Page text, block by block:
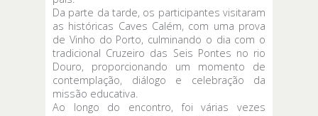
Da parte da tarde, os participantes visitaram
as históricas Caves Calém, com uma prova
de Vinho do Porto, culminando o dia com o
tradicional Cruzeiro das Seis Pontes no rio
Douro, proporcionando um momento de
contemplação, diálogo e celebração da
missão educativa.
Ao longo do encontro, foi várias vezes